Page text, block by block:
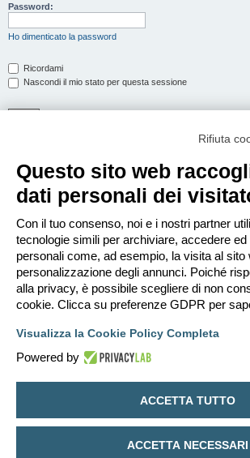
Password:
Ho dimenticato la password
Ricordami
Nascondi il mio stato per questa sessione
Per eseguire il login devi essere registrato. La
pochi secondi e garantisce l’accesso alle funzioni
può anche dare permessi speciali agli utenti. Prima di
assicurati di aver letto i termini d’uso e le varie regole.
Condizioni d’uso
Trattamento dei dati personali
Indice Cancella cookie
Contattaci
Creato daphpBB® Forum Software © phpBB
Traduzione Italiana
Rifiuta
Questo sito web
dati personali dei
Con il tuo consenso, noi e i nostri partner
tecnologie simili per archiviare, accedere ed
personali come, ad esempio, la visita al sito
personalizzazione degli annunci. Poiché
alla privacy, è possibile scegliere di non
cookie. Clicca su preferenze GDPR per
Visualizza la Cookie Policy Completa
Powered by
ACCETTA TUTTO
ACCETTA NECESSARI